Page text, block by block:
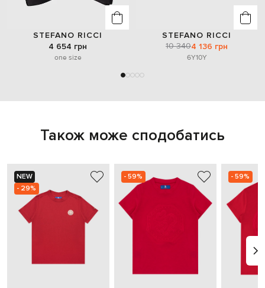
STEFANO RICCI
4 654 грн
one size
STEFANO RICCI
10 3404 136 грн
6Y10Y
Також може сподобатись
NEW
- 29%
- 59% - 59%